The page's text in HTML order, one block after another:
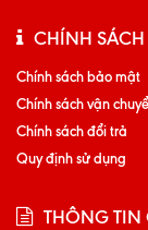
CHÍNH SÁCH
Chính sách bảo mật
Chính sách vận
Chính sách đổi trả
Quy định sử dụng
THÔNG TIN